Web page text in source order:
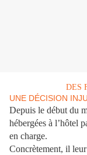
DES
UNE DÉCISION
Depuis le début du
hébergées à l’hôtel
en charge.
Concrètement, il